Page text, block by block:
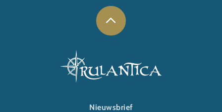
FOOTER-RULANTICA
Nieuwsbrief